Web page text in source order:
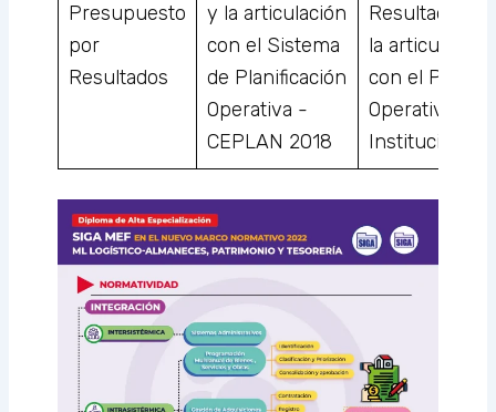
Presupuesto
por
Resultados
y la articulación
con el Sistema
de Planificación
Operativa -
CEPLAN 2018
Resultados y
la articulación
con el Plan
Operativo
Institucional